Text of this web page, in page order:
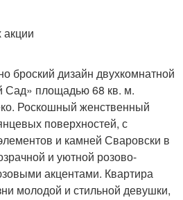
броский дизайн двухкомнатной
Сад» площадью 68 кв. м.
Роскошный женственный
поверхностей, с
и камней Сваровски в
и уютной розово-
акцентами. Квартира
молодой и стильной девушки,